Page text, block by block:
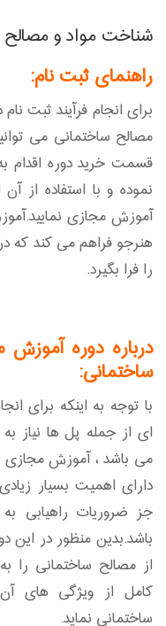
شناخت مواد و مصالح
راهنمای ثبت نام:
برای انجام فرآیند ثبت
مصالح ساختمانی می
قسمت خرید دوره اقدام
نموده و با استفاده از
آموزش مجازی
هنرجو فراهم می کند که
را فرا بگیرد.
درباره دوره
ساختمانی:
با توجه به اینکه برای
ای از جمله پل ها نیاز
می باشد ، آموزش مجازی
دارای اهمیت بسیار
جز ضروریات راهیابی
باشد.بدین منظور در این
از مصالح ساختمانی را
کامل از ویژگی های آن
ساختمانی نماید.